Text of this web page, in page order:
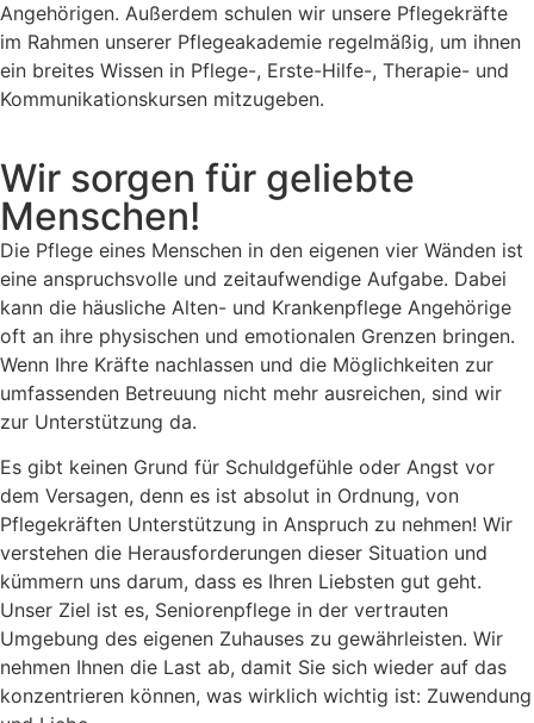
Angehörigen. Außerdem schulen wir unsere Pflegekräfte
im Rahmen unserer Pflegeakademie regelmäßig, um ihnen
ein breites Wissen in Pflege-, Erste-Hilfe-, Therapie- und
Kommunikationskursen mitzugeben.
Wir sorgen für geliebte
Menschen!
Die Pflege eines Menschen in den eigenen vier Wänden ist
eine anspruchsvolle und zeitaufwendige Aufgabe. Dabei
kann die häusliche Alten- und Krankenpflege Angehörige
oft an ihre physischen und emotionalen Grenzen bringen.
Wenn Ihre Kräfte nachlassen und die Möglichkeiten zur
umfassenden Betreuung nicht mehr ausreichen, sind wir
zur Unterstützung da.
Es gibt keinen Grund für Schuldgefühle oder Angst vor
dem Versagen, denn es ist absolut in Ordnung, von
Pflegekräften Unterstützung in Anspruch zu nehmen! Wir
verstehen die Herausforderungen dieser Situation und
kümmern uns darum, dass es Ihren Liebsten gut geht.
Unser Ziel ist es, Seniorenpflege in der vertrauten
Umgebung des eigenen Zuhauses zu gewährleisten. Wir
nehmen Ihnen die Last ab, damit Sie sich wieder auf das
konzentrieren können, was wirklich wichtig ist: Zuwendung